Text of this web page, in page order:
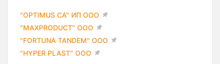
"OPTIMUS CA" ИП ООО
"MAXPRODUCT" ООО
"FORTUNA TANDEM" ООО
"HYPER PLAST" ООО